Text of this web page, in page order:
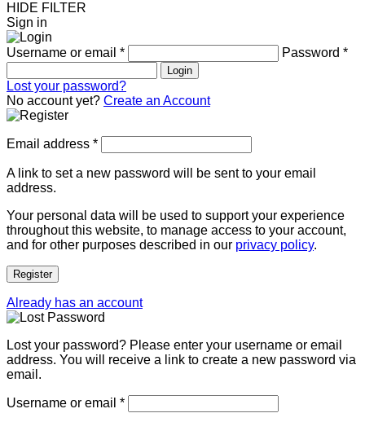
HIDE FILTER
Sign in
Username or email * Password *
Login
Lost your password?
No account yet? Create an Account
Email address *
A link to set a new password will be sent to your email
address.
Your personal data will be used to support your experience
throughout this website, to manage access to your account,
and for other purposes described in our privacy policy.
Register
Already has an account
Lost your password? Please enter your username or email
address. You will receive a link to create a new password via
email.
Username or email *